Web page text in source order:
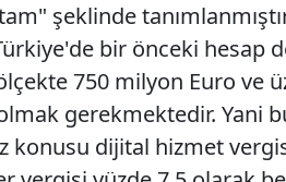
şeklinde
bir önceki hesap
750 milyon Euro ve
gerekmektedir. Yani
konusu dijital hizmet